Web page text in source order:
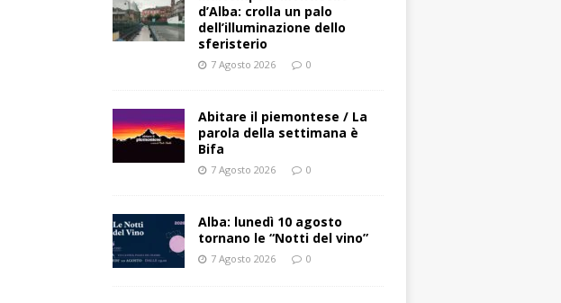
d’Alba: crolla un palo
dell’illuminazione dello
sferisterio
7 Agosto 2026 0
Abitare il piemontese / La
parola della settimana è
Bifa
7 Agosto 2026 0
Alba: lunedì 10 agosto
tornano le “Notti del vino”
7 Agosto 2026 0